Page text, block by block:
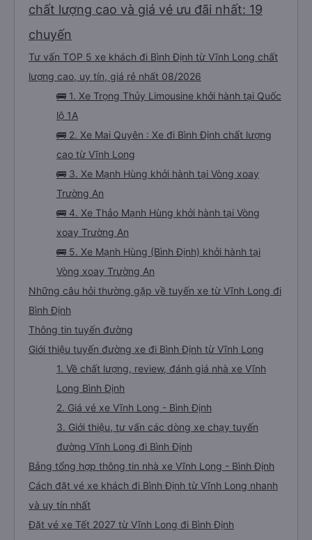
chất lượng cao và giá vé ưu đãi nhất: 19
chuyến
Tư vấn TOP 5 xe khách đi Bình Định từ Vĩnh Long chất
lượng cao, uy tín, giá rẻ nhất 08/2026
🚌 1. Xe Trọng Thủy Limousine khởi hành tại Quốc
lộ 1A
🚌 2. Xe Mai Quyên : Xe đi Bình Định chất lượng
cao từ Vĩnh Long
🚌 3. Xe Mạnh Hùng khởi hành tại Vòng xoay
Trường An
🚌 4. Xe Thảo Mạnh Hùng khởi hành tại Vòng
xoay Trường An
🚌 5. Xe Mạnh Hùng (Bình Định) khởi hành tại
Vòng xoay Trường An
Những câu hỏi thường gặp về tuyến xe từ Vĩnh Long đi
Bình Định
Thông tin tuyến đường
Giới thiệu tuyến đường xe đi Bình Định từ Vĩnh Long
1. Về chất lượng, review, đánh giá nhà xe Vĩnh
Long Bình Định
2. Giá vé xe Vĩnh Long - Bình Định
3. Giới thiệu, tư vấn các dòng xe chạy tuyến
đường Vĩnh Long đi Bình Định
Bảng tổng hợp thông tin nhà xe Vĩnh Long - Bình Định
Cách đặt vé xe khách đi Bình Định từ Vĩnh Long nhanh
và uy tín nhất
Đặt vé xe Tết 2027 từ Vĩnh Long đi Bình Định